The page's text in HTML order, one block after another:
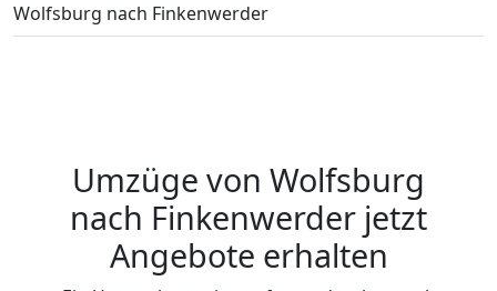
Wolfsburg nach Finkenwerder
Umzüge von Wolfsburg
nach Finkenwerder jetzt
Angebote erhalten